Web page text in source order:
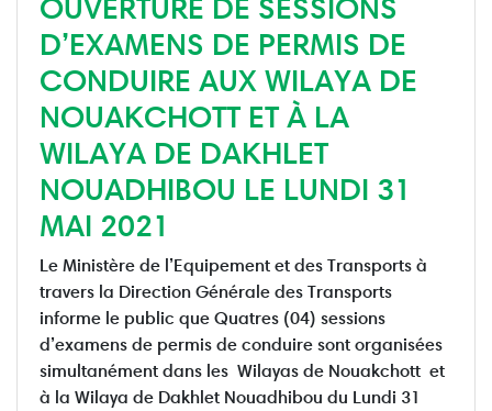
D’EXAMENS DE PERMIS DE
CONDUIRE AUX WILAYA DE
NOUAKCHOTT ET À LA
WILAYA DE DAKHLET
NOUADHIBOU LE LUNDI 31
MAI 2021
Le Ministère de l’Equipement et des Transports à
travers la Direction Générale des Transports
informe le public que Quatres (04) sessions
d’examens de permis de conduire sont organisées
simultanément dans les Wilayas de Nouakchott et
à la Wilaya de Dakhlet Nouadhibou du Lundi 31